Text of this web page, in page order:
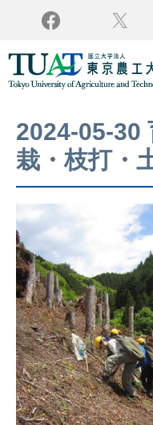
Facebook
2024-05-30
栽・枝打・